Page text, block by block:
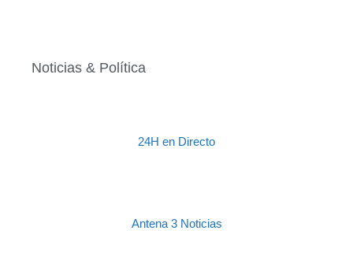
Noticias & Política
24H en Directo
Antena 3 Noticias